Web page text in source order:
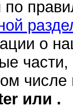
о
или .